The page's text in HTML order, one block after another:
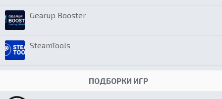
Gearup Booster
SteamTools
ПОДБОРКИ ИГР